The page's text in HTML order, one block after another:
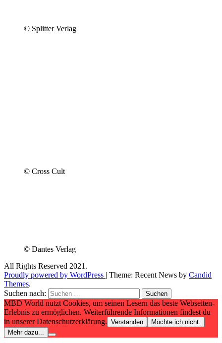
© Splitter Verlag
© Cross Cult
© Dantes Verlag
All Rights Reserved 2021.
Proudly powered by WordPress | Theme: Recent News by Candid
Themes.
Suchen nach:
MBD World nutzt Cookies, um seinen Lesern das beste Webseiten-
Erlebnis zu ermöglichen. Weiterführende Informationen findest du
in unserer Datenschutzerklärung. Verstanden
Möchte ich nicht.
Mehr dazu...